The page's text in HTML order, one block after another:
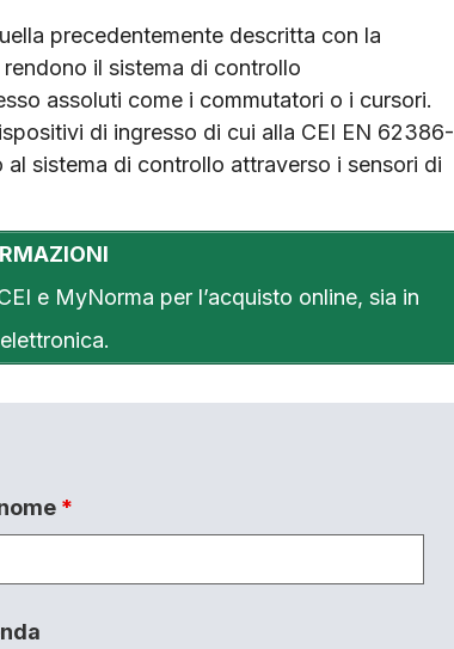
precedentemente descritta con la
il sistema di controllo
assoluti come i commutatori o i cursori.
di ingresso di cui alla CEI EN 62386-
sistema di controllo attraverso i sensori di
e MyNorma per l’acquisto online, sia in
*